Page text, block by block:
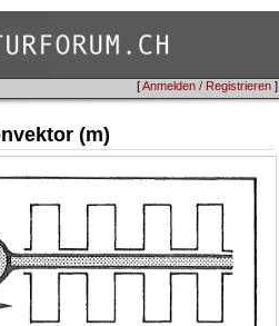
[Anmelden / Registrieren ]
(m)